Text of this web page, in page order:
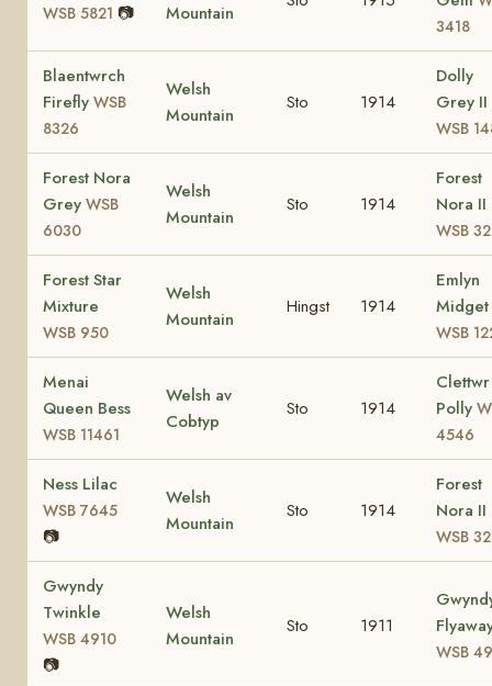
WSB 5821 📷 Mountain
3418
Blaentwrch
Firefly WSB
8326
Welsh
Mountain
Sto 1914
Dolly
Grey II
WSB
Forest Nora
Grey WSB
6030
Welsh
Mountain
Sto 1914
Forest
Nora II
WSB
Forest Star
Mixture
WSB 950
Welsh
Mountain
Hingst 1914
Emlyn
Midget
WSB
Menai
Queen Bess
WSB 11461
Welsh av
Cobtyp
Sto 1914
Clettwr
Polly
4546
Ness Lilac
WSB 7645
📷
Welsh
Mountain
Sto 1914
Forest
Nora II
WSB
Gwyndy
Twinkle
WSB 4910
📷
Welsh
Mountain
Sto 1911
WSB